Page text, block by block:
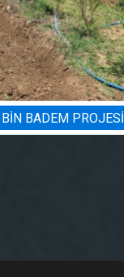
BIN BADEM PROJESI